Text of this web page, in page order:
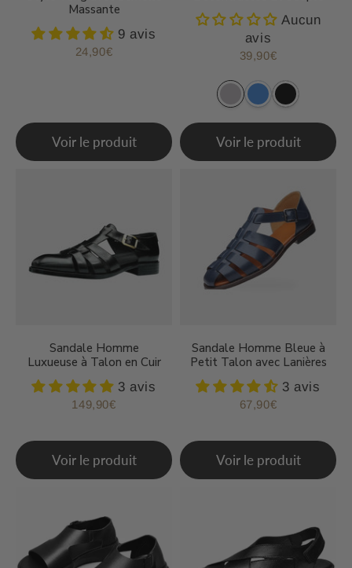
Massante
9 avis
Prix
24,90€
Voir le produit
Aucun
avis
Prix
39,90€
Voir le produit
Sandale Homme
Luxueuse à Talon en Cuir
3 avis
Prix
149,90€
Voir le produit
Sandale Homme Bleue à
Petit Talon avec Lanières
3 avis
Prix
67,90€
Voir le produit